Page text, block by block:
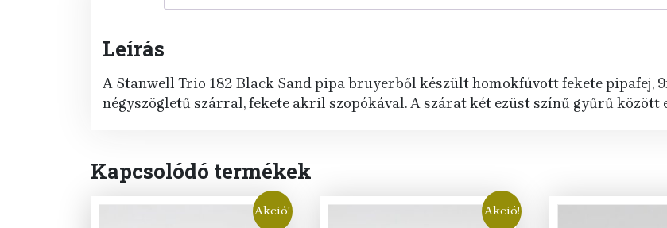
Leírás
A Stanwell Trio 182 Black Sand pipa bruyerből készült homokfúvott fekete pipafej,
négyszögletű szárral, fekete akril szopókával. A szárat két ezüst színű gyűrű
Kapcsolódó termékek
Akció! Akció!